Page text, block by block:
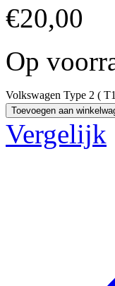
€20,00
Op
Volkswagen Type 2 (
Toevoegen aan
Vergelijk